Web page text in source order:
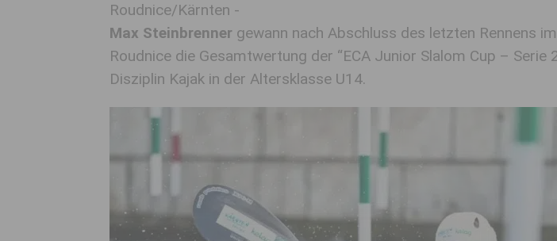
Roudnice/Kärnten -
Max Steinbrenner gewann nach Abschluss des letzten Rennens
Roudnice die Gesamtwertung der “ECA Junior Slalom Cup – Serie
Disziplin Kajak in der Altersklasse U14.